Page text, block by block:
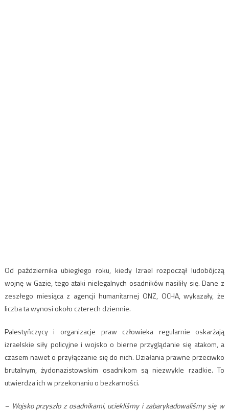
Od października ubiegłego roku, kiedy Izrael rozpoczął ludobójczą
wojnę w Gazie, tego ataki nielegalnych osadników nasiliły się. Dane z
zeszłego miesiąca z agencji humanitarnej ONZ, OCHA, wykazały, że
liczba ta wynosi około czterech dziennie.
Palestyńczycy i organizacje praw człowieka regularnie oskarżają
izraelskie siły policyjne i wojsko o bierne przyglądanie się atakom, a
czasem nawet o przyłączanie się do nich. Działania prawne przeciwko
brutalnym, żydonazistowskim osadnikom są niezwykle rzadkie. To
utwierdza ich w przekonaniu o bezkarności.
– Wojsko przyszło z osadnikami, uciekliśmy i zabarykadowaliśmy się w